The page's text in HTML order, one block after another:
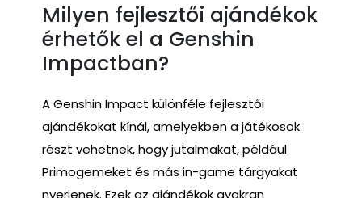
Milyen fejlesztői ajándékok
érhetők el a Genshin
Impactban?
A Genshin Impact különféle fejlesztői
ajándékokat kínál, amelyekben a játékosok
részt vehetnek, hogy jutalmakat, például
Primogemeket és más in-game tárgyakat